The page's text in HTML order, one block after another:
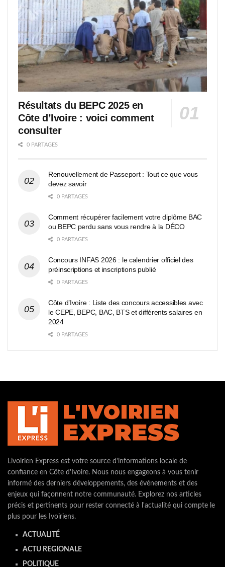
Résultats du BEPC 2025 en
Côte d’Ivoire : voici comment
consulter
0 PARTAGES
Renouvellement de Passeport : Tout ce que vous
devez savoir
0 PARTAGES
Comment récupérer facilement votre diplôme BAC
ou BEPC perdu sans vous rendre à la DÉCO
0 PARTAGES
Concours INFAS 2026 : le calendrier officiel des
préinscriptions et inscriptions publié
0 PARTAGES
Côte d’Ivoire : Liste des concours accessibles avec
le CEPE, BEPC, BAC, BTS et différents salaires en
2024
0 PARTAGES
Livoirien Express est votre source d'informations locale de
confiance en Côte d'Ivoire. Nous nous engageons à vous tenir
informé des derniers développements, des événements et des
enjeux qui façonnent notre communauté. Explorez nos articles
précis et pertinents pour rester connecté à l'actualité qui compte le
plus pour les Ivoiriens.
ACTUALITÉ
ACTU REGIONALE
POLITIQUE